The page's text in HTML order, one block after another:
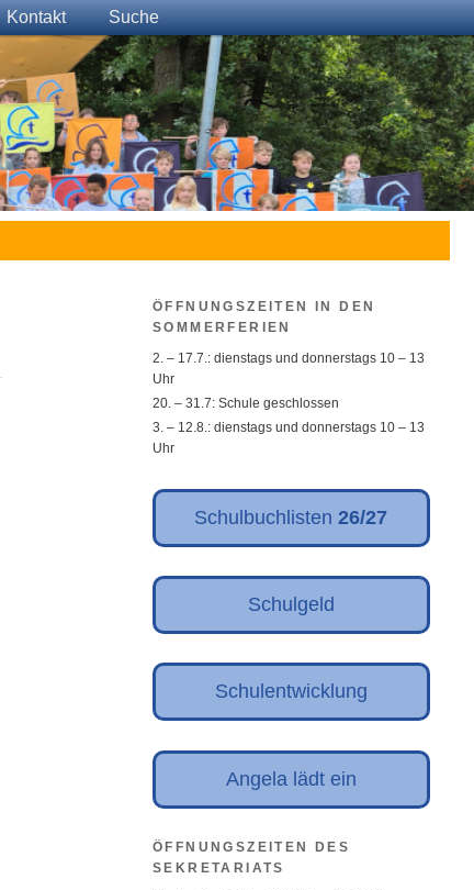
Kontakt Suche
ÖFFNUNGSZEITEN IN DEN
SOMMERFERIEN
2. – 17.7.: dienstags und donnerstags 10 – 13
Uhr
20. – 31.7: Schule geschlossen
3. – 12.8.: dienstags und donnerstags 10 – 13
Uhr
Schulbuchlisten26/27
Schulgeld
Schulentwicklung
Angela lädt ein
ÖFFNUNGSZEITEN DES
SEKRETARIATS